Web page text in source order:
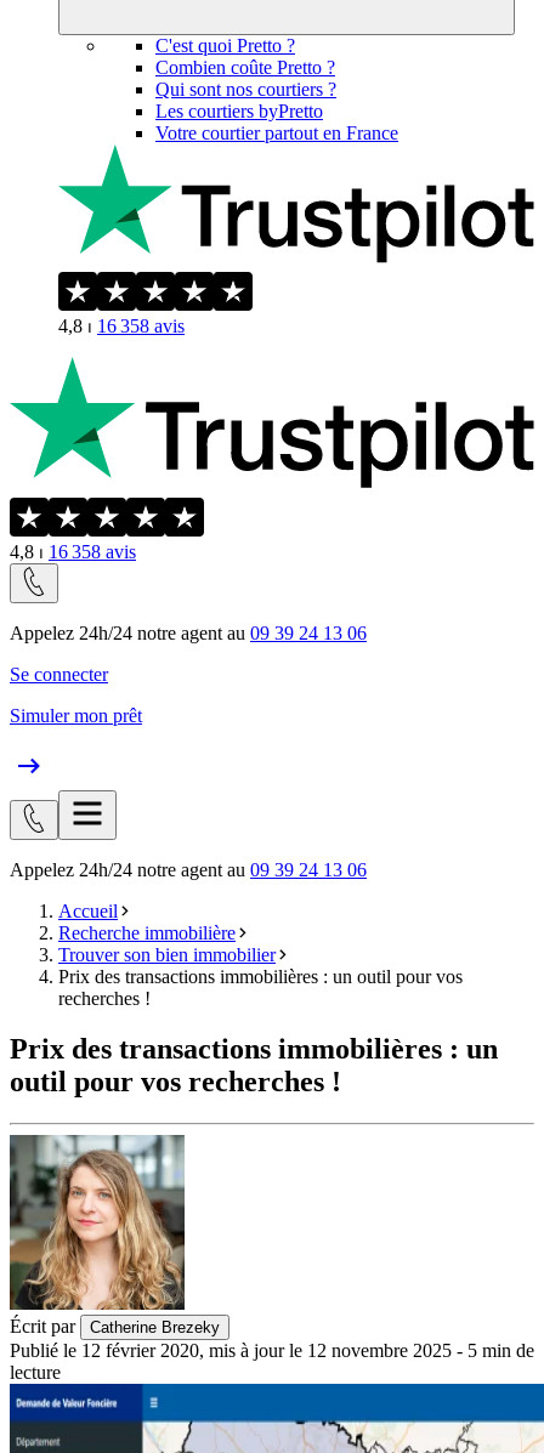
C'est quoi Pretto ?
Combien coûte Pretto ?
Qui sont nos courtiers ?
Les courtiers byPretto
Votre courtier partout en France
4,8 ⏐ 16 358 avis
4,8 ⏐ 16 358 avis
Appelez 24h/24 notre agent au 09 39 24 13 06
Se connecter
Simuler mon prêt
Appelez 24h/24 notre agent au 09 39 24 13 06
Accueil
Recherche immobilière
Trouver son bien immobilier
Prix des transactions immobilières : un outil pour vos
recherches !
Prix des transactions immobilières : un
outil pour vos recherches !
Écrit par Catherine Brezeky
Publié le 12 février 2020, mis à jour le 12 novembre 2025 - 5 min de
lecture